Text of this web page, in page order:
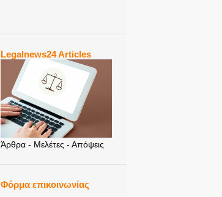
Legalnews24 Articles
Άρθρα - Μελέτες - Απόψεις
Φόρμα επικοινωνίας